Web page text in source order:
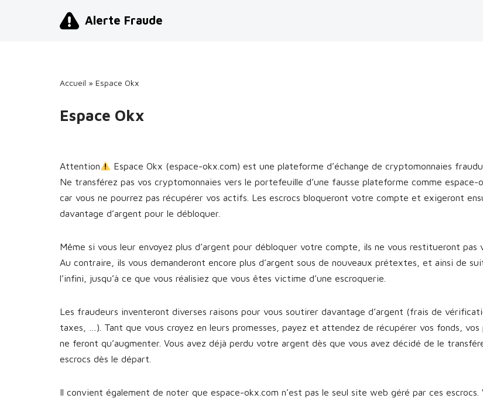
Alerte Fraude
Accueil » Espace Okx
Espace Okx
Attention
Espace Okx (espace-okx.com) est une plateforme d’échange de cryptomonnaies
Ne transférez pas vos cryptomonnaies vers le portefeuille d’une fausse plateforme comme espace-
car vous ne pourrez pas récupérer vos actifs. Les escrocs bloqueront votre compte et exigeront
davantage d’argent pour le débloquer.
Même si vous leur envoyez plus d’argent pour débloquer votre compte, ils ne vous restitueront pas
Au contraire, ils vous demanderont encore plus d’argent sous de nouveaux prétextes, et ainsi de
l’infini, jusqu’à ce que vous réalisiez que vous êtes victime d’une escroquerie.
Les fraudeurs inventeront diverses raisons pour vous soutirer davantage d’argent (frais de
taxes, …). Tant que vous croyez en leurs promesses, payez et attendez de récupérer vos fonds, vos
ne feront qu’augmenter. Vous avez déjà perdu votre argent dès que vous avez décidé de le
escrocs dès le départ.
Il convient également de noter que espace-okx.com n’est pas le seul site web géré par ces escrocs.